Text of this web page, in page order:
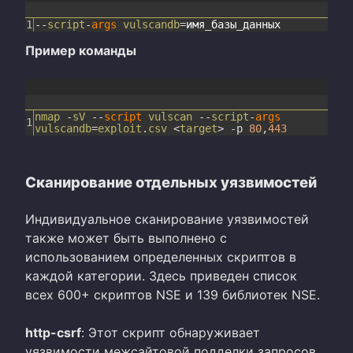
1 --script-args vulscandb=имя базы данных
Пример команды
1 nmap -sV --script vulscan --script-args
vulscandb=exploit . csv <target> -p 80,443
Сканирование отдельных уязвимостей
Индивидуальное сканирование уязвимостей
также может быть выполнено с
использованием определенных скриптов в
каждой категории. Здесь приведен список
всех 600+ скриптов NSE и 139 библиотек NSE.
http-csrf: Этот скрипт обнаруживает